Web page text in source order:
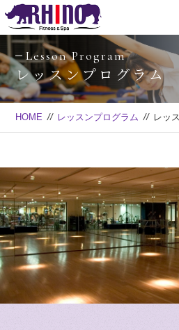
Lesson Program
レッスンプログラム
HOME // レッスンプログラム // レッ